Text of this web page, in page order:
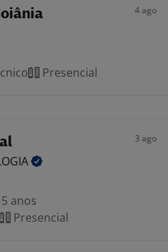
4 ago
Presencial
3 ago
anos
Presencial